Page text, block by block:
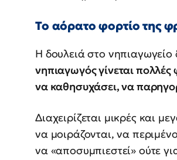
Το αόρατο φορτίο της
Η δουλειά στο νηπιαγωγείο
νηπιαγωγός γίνεται
να καθησυχάσει, να
Διαχειρίζεται μικρές και
να μοιράζονται, να
να «αποσυμπιεστεί» ούτε